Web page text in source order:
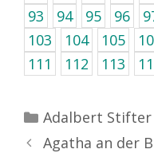
93
94 95 96
103
104 105
111
112 113
Kategorien
Adalbert Stifter
Agatha an der